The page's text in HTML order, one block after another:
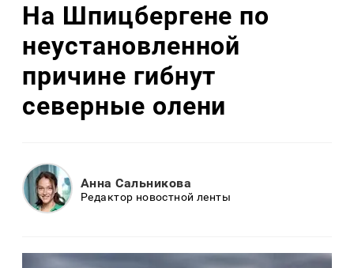
На Шпицбергене по
неустановленной
причине гибнут
северные олени
Анна Сальникова
Редактор новостной ленты